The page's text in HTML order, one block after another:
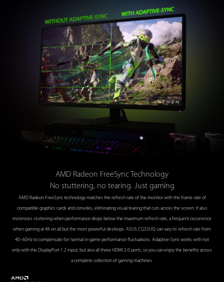
AMD Radeon FreeSync Technology
No stuttering, no tearing. Just gaming
AMD Radeon FreeSync technology matches the refresh rate of the monitor with the frame rate of
compatible graphics cards and consoles, eliminating visual tearing that cuts across the screen. It also
minimizes stuttering when performance drops below the maximum refresh rate, a frequent occurrence
when gaming at 4K on all but the most powerful desktops. ASUS CG32UQ can vary its refresh rate from
40–60Hz to compensate for normal in-game performance fluctuations. Adaptive-Sync works with not
only with the DisplayPort 1.2 input, but also all three HDMI 2.0 ports, so you can enjoy the benefits across
a complete collection of gaming machines.